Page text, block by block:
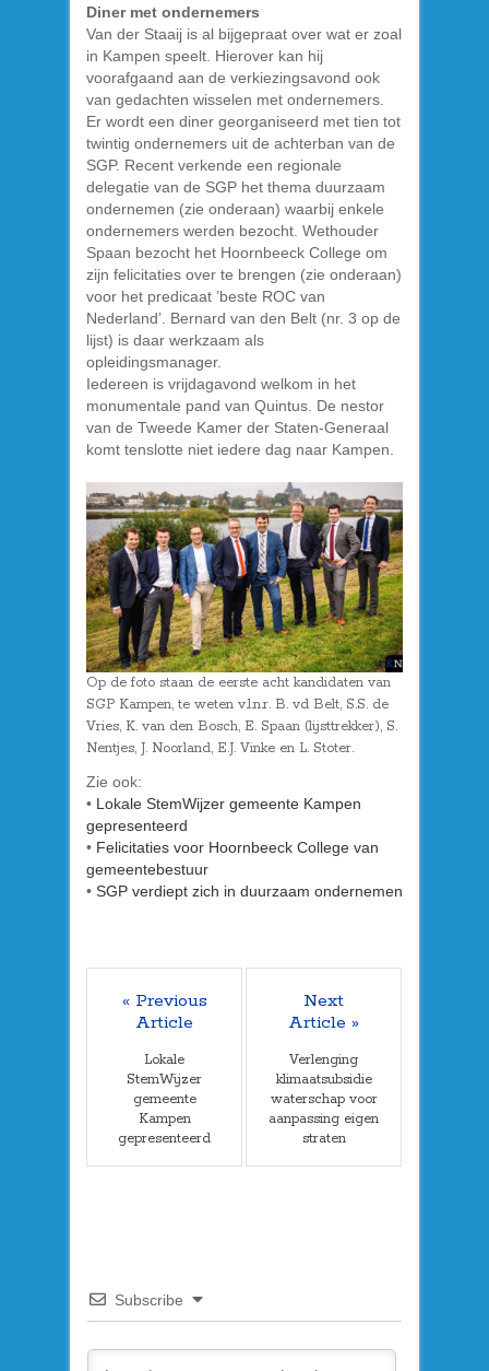
Diner met ondernemers
Van der Staaij is al bijgepraat over wat er zoal
in Kampen speelt. Hierover kan hij
voorafgaand aan de verkiezingsavond ook
van gedachten wisselen met ondernemers.
Er wordt een diner georganiseerd met tien tot
twintig ondernemers uit de achterban van de
SGP. Recent verkende een regionale
delegatie van de SGP het thema duurzaam
ondernemen (zie onderaan) waarbij enkele
ondernemers werden bezocht. Wethouder
Spaan bezocht het Hoornbeeck College om
zijn felicitaties over te brengen (zie onderaan)
voor het predicaat ’beste ROC van
Nederland’. Bernard van den Belt (nr. 3 op de
lijst) is daar werkzaam als
opleidingsmanager.
Iedereen is vrijdagavond welkom in het
monumentale pand van Quintus. De nestor
van de Tweede Kamer der Staten-Generaal
komt tenslotte niet iedere dag naar Kampen.
Op de foto staan de eerste acht kandidaten van
SGP Kampen, te weten v.l.n.r. B. vd Belt, S.S. de
Vries, K. van den Bosch, E. Spaan (lijsttrekker), S.
Nentjes, J. Noorland, E.J. Vinke en L. Stoter.
Zie ook:
• Lokale StemWijzer gemeente Kampen
gepresenteerd
• Felicitaties voor Hoornbeeck College van
gemeentebestuur
• SGP verdiept zich in duurzaam ondernemen
« Previous
Article
Lokale
StemWijzer
gemeente
Kampen
gepresenteerd
Next
Article »
Verlenging
klimaatsubsidie
waterschap voor
aanpassing eigen
straten
Subscribe